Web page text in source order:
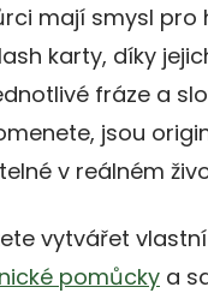
mají smysl pro
karty, díky
fráze a
jsou
v reálném
vytvářet vlastní
pomůcky a